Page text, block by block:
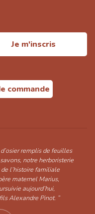
Je m'inscris
commande
remplis de feuilles
notre herboristerie
l’histoire familiale
maternel Marius,
aujourd’hui,
Alexandre Pinot. ”